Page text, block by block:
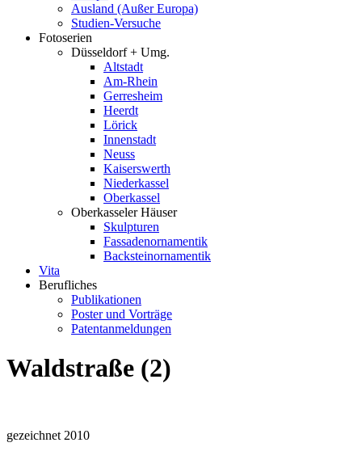
Ausland (Außer Europa)
Studien-Versuche
Fotoserien
Düsseldorf + Umg.
Altstadt
Am-Rhein
Gerresheim
Heerdt
Lörick
Innenstadt
Neuss
Kaiserswerth
Niederkassel
Oberkassel
Oberkasseler Häuser
Skulpturen
Fassadenornamentik
Backsteinornamentik
Vita
Berufliches
Publikationen
Poster und Vorträge
Patentanmeldungen
Waldstraße (2)
gezeichnet 2010